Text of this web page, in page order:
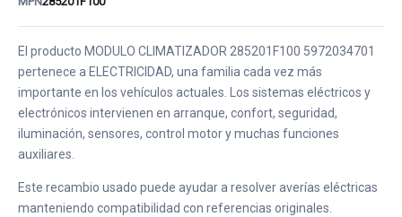
El producto MODULO CLIMATIZADOR 285201F100 5972034701
pertenece a ELECTRICIDAD, una familia cada vez más
importante en los vehículos actuales. Los sistemas eléctricos y
electrónicos intervienen en arranque, confort, seguridad,
iluminación, sensores, control motor y muchas funciones
auxiliares.
Este recambio usado puede ayudar a resolver averías eléctricas
manteniendo compatibilidad con referencias originales.